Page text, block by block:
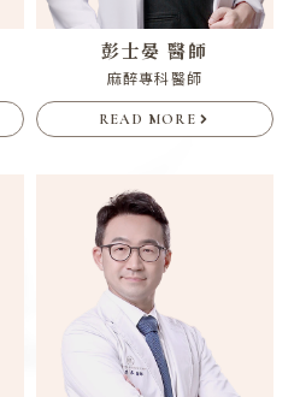
彭士晏 醫師
麻醉專科醫師
READ MORE